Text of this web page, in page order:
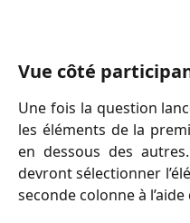
Vue côté
Une fois la question
les éléments de la
en dessous des
devront sélectionner
seconde colonne à